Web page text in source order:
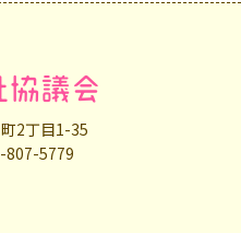
協議会
2丁目1-35
5779